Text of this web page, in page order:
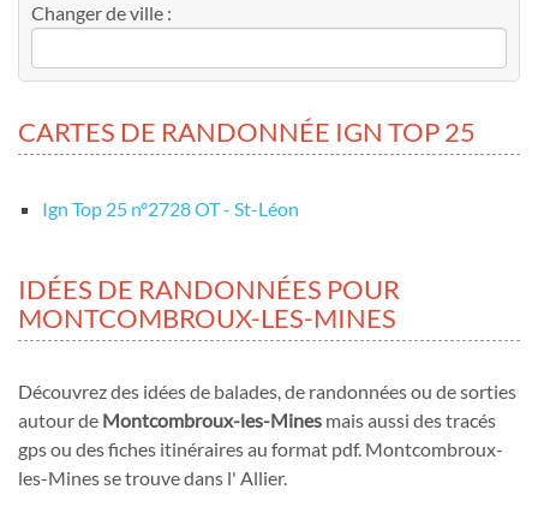
Changer de ville :
CARTES DE RANDONNÉE IGN TOP 25
Ign Top 25 nº2728 OT - St-Léon
IDÉES DE RANDONNÉES POUR
MONTCOMBROUX-LES-MINES
Découvrez des idées de balades, de randonnées ou de sorties
autour de Montcombroux-les-Mines mais aussi des tracés
gps ou des fiches itinéraires au format pdf. Montcombroux-
les-Mines se trouve dans l' Allier.